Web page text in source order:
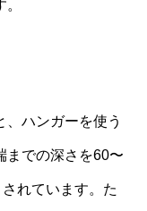
ハンガーを使う
までの深さを60〜
れています。た